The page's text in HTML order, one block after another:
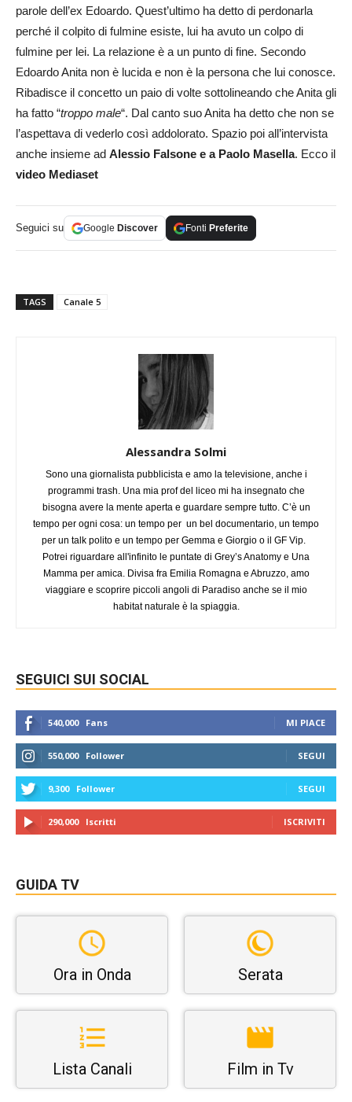
parole dell’ex Edoardo. Quest’ultimo ha detto di perdonarla
perché il colpito di fulmine esiste, lui ha avuto un colpo di
fulmine per lei. La relazione è a un punto di fine. Secondo
Edoardo Anita non è lucida e non è la persona che lui conosce.
Ribadisce il concetto un paio di volte sottolineando che Anita gli
ha fatto “troppo male“. Dal canto suo Anita ha detto che non se
l’aspettava di vederlo così addolorato. Spazio poi all’intervista
anche insieme ad Alessio Falsone e a Paolo Masella. Ecco il
video Mediaset
Seguici su Google Discover Fonti Preferite
TAGS Canale 5
Alessandra Solmi
Sono una giornalista pubblicista e amo la televisione, anche i
programmi trash. Una mia prof del liceo mi ha insegnato che
bisogna avere la mente aperta e guardare sempre tutto. C’è un
tempo per ogni cosa: un tempo per un bel documentario, un tempo
per un talk polito e un tempo per Gemma e Giorgio o il GF Vip.
Potrei riguardare all'infinito le puntate di Grey’s Anatomy e Una
Mamma per amica. Divisa fra Emilia Romagna e Abruzzo, amo
viaggiare e scoprire piccoli angoli di Paradiso anche se il mio
habitat naturale è la spiaggia.
SEGUICI SUI SOCIAL
540,000 Fans MI PIACE
550,000 Follower SEGUI
9,300 Follower SEGUI
290,000 Iscritti ISCRIVITI
GUIDA TV
Ora in Onda Serata
Lista Canali Film in Tv